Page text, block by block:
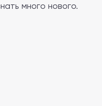
много нового.